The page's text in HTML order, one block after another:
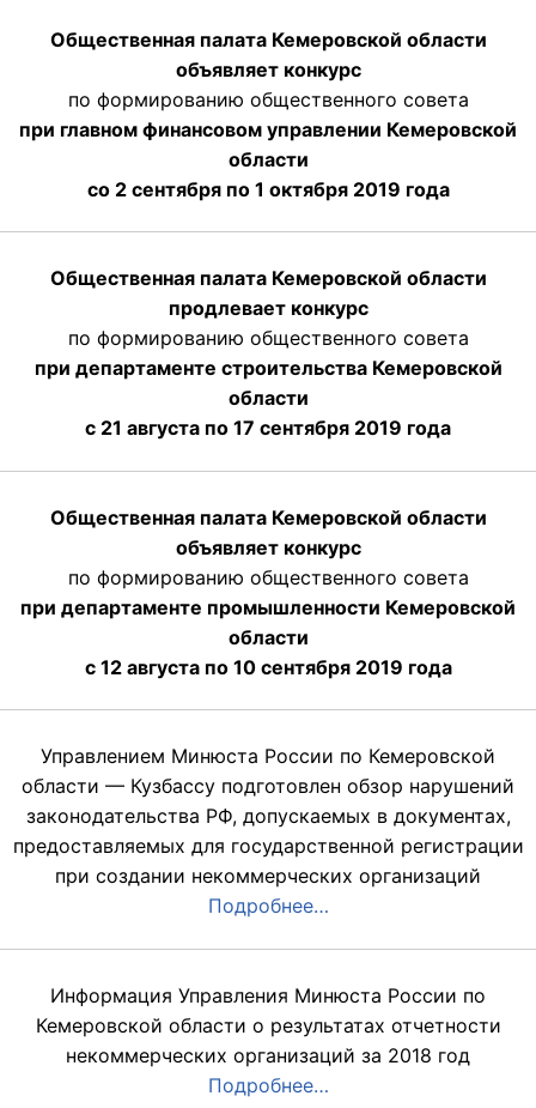
Общественная палата Кемеровской области
объявляет конкурс
по формированию общественного совета
при главном финансовом управлении Кемеровской
области
со 2 сентября по 1 октября 2019 года
Общественная палата Кемеровской области
продлевает конкурс
по формированию общественного совета
при департаменте строительства Кемеровской
области
с 21 августа по 17 сентября 2019 года
Общественная палата Кемеровской области
объявляет конкурс
по формированию общественного совета
при департаменте промышленности Кемеровской
области
с 12 августа по 10 сентября 2019 года
Управлением Минюста России по Кемеровской
области — Кузбассу подготовлен обзор нарушений
законодательства РФ, допускаемых в документах,
предоставляемых для государственной регистрации
при создании некоммерческих организаций
Подробнее…
Информация Управления Минюста России по
Кемеровской области о результатах отчетности
некоммерческих организаций за 2018 год
Подробнее…